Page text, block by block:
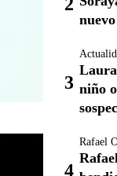
niño
Rafael